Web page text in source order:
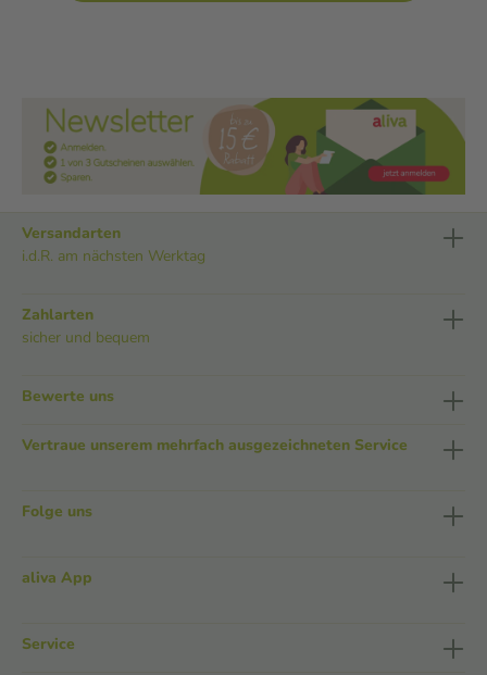
Versandarten
i.d.R. am nächsten Werktag
Zahlarten
sicher und bequem
Bewerte uns
Vertraue unserem mehrfach ausgezeichneten Service
Folge uns
aliva App
Service